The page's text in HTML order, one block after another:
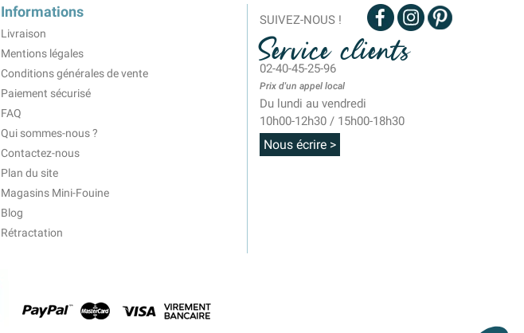
Informations
Livraison
Mentions légales
Conditions générales de vente
Paiement sécurisé
FAQ
Qui sommes-nous ?
Contactez-nous
Plan du site
Magasins Mini-Fouine
Blog
Rétractation
SUIVEZ-NOUS !
Service clients
02-40-45-25-96
Prix d'un appel local
Du lundi au vendredi
10h00-12h30 / 15h00-18h30
Nous écrire >